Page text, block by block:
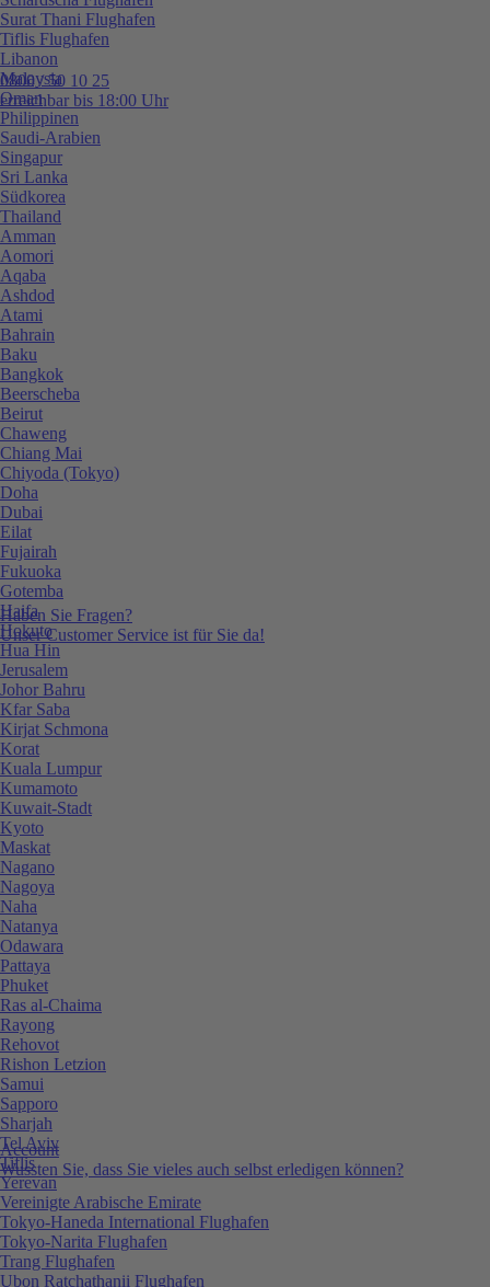
0800 / 50 10 25
erreichbar bis 18:00 Uhr
Haben Sie Fragen?
Unser Customer Service ist für Sie da!
Account
Wussten Sie, dass Sie vieles auch selbst erledigen können?
Surat Thani Flughafen
Tiflis Flughafen
Libanon
Malaysia
Oman
Philippinen
Saudi-Arabien
Singapur
Sri Lanka
Südkorea
Thailand
Amman
Aomori
Aqaba
Ashdod
Atami
Bahrain
Baku
Bangkok
Beerscheba
Beirut
Chaweng
Chiang Mai
Chiyoda (Tokyo)
Doha
Dubai
Eilat
Fujairah
Fukuoka
Gotemba
Haifa
Hokuto
Hua Hin
Jerusalem
Johor Bahru
Kfar Saba
Kirjat Schmona
Korat
Kuala Lumpur
Kumamoto
Kuwait-Stadt
Kyoto
Maskat
Nagano
Nagoya
Naha
Natanya
Odawara
Pattaya
Phuket
Ras al-Chaima
Rayong
Rehovot
Rishon Letzion
Samui
Sapporo
Sharjah
Tel Aviv
Tiflis
Yerevan
Vereinigte Arabische Emirate
Tokyo-Haneda International Flughafen
Tokyo-Narita Flughafen
Trang Flughafen
Ubon Ratchathanii Flughafen